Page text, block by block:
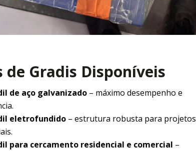
de Gradis Disponíveis
de aço galvanizado – máximo desempenho e
eletrofundido – estrutura robusta para projetos
para cercamento residencial e comercial –